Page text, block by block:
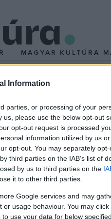
Information
parties, or processing of your
please use the below opt-out
opt-out request is processed
information utilized by us
opt-out. You may separately
third parties on the IAB’s list of
by us to third parties on the
it to other third parties.
Google services and may
usage behaviour. You may
use your data for below
MAGYAR KULTÚRA